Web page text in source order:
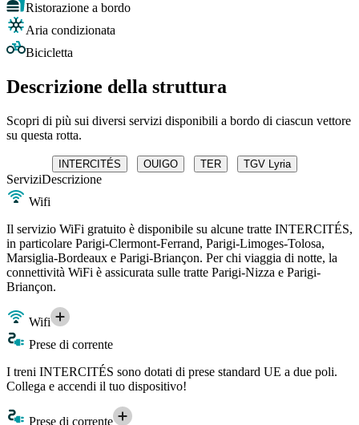
Ristorazione a bordo
Aria condizionata
Bicicletta
Descrizione della struttura
Scopri di più sui diversi servizi disponibili a bordo di ciascun vettore
su questa rotta.
INTERCITÉS OUIGO TER TGV Lyria
ServiziDescrizione
Wifi
Il servizio WiFi gratuito è disponibile su alcune tratte INTERCITÉS,
in particolare Parigi-Clermont-Ferrand, Parigi-Limoges-Tolosa,
Marsiglia-Bordeaux e Parigi-Briançon. Per chi viaggia di notte, la
connettività WiFi è assicurata sulle tratte Parigi-Nizza e Parigi-
Briançon.
Wifi
Prese di corrente
I treni INTERCITÉS sono dotati di prese standard UE a due poli.
Collega e accendi il tuo dispositivo!
Prese di corrente